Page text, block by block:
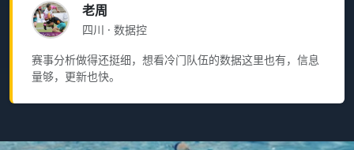
老周
四川 · 数据控
赛事分析做得还挺细，想看冷门队伍的数据这里也有，信息
量够，更新也快。